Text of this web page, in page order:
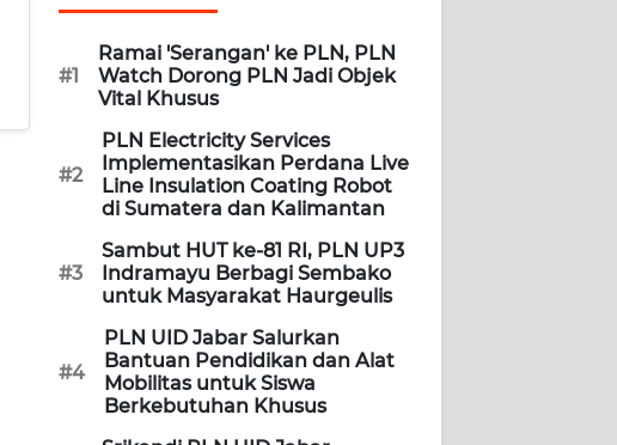
#1
Ramai 'Serangan' ke PLN, PLN
Watch Dorong PLN Jadi Objek
Vital Khusus
#2
PLN Electricity Services
Implementasikan Perdana Live
Line Insulation Coating Robot
di Sumatera dan Kalimantan
#3
Sambut HUT ke-81 RI, PLN UP3
Indramayu Berbagi Sembako
untuk Masyarakat Haurgeulis
#4
PLN UID Jabar Salurkan
Bantuan Pendidikan dan Alat
Mobilitas untuk Siswa
Berkebutuhan Khusus